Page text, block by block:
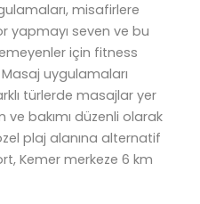
misafirlere
yapmayı seven ve bu
için fitness
uygulamaları
türlerde masajlar yer
ve bakımı düzenli olarak
plaj alanına alternatif
Kemer merkeze 6 km